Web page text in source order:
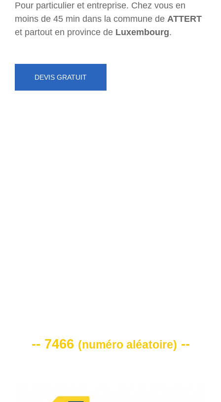
Pour particulier et entreprise. Chez vous en
moins de 45 min dans la commune de ATTERT
et partout en province de Luxembourg.
DEVIS GRATUIT
-- 7466 (numéro aléatoire) --